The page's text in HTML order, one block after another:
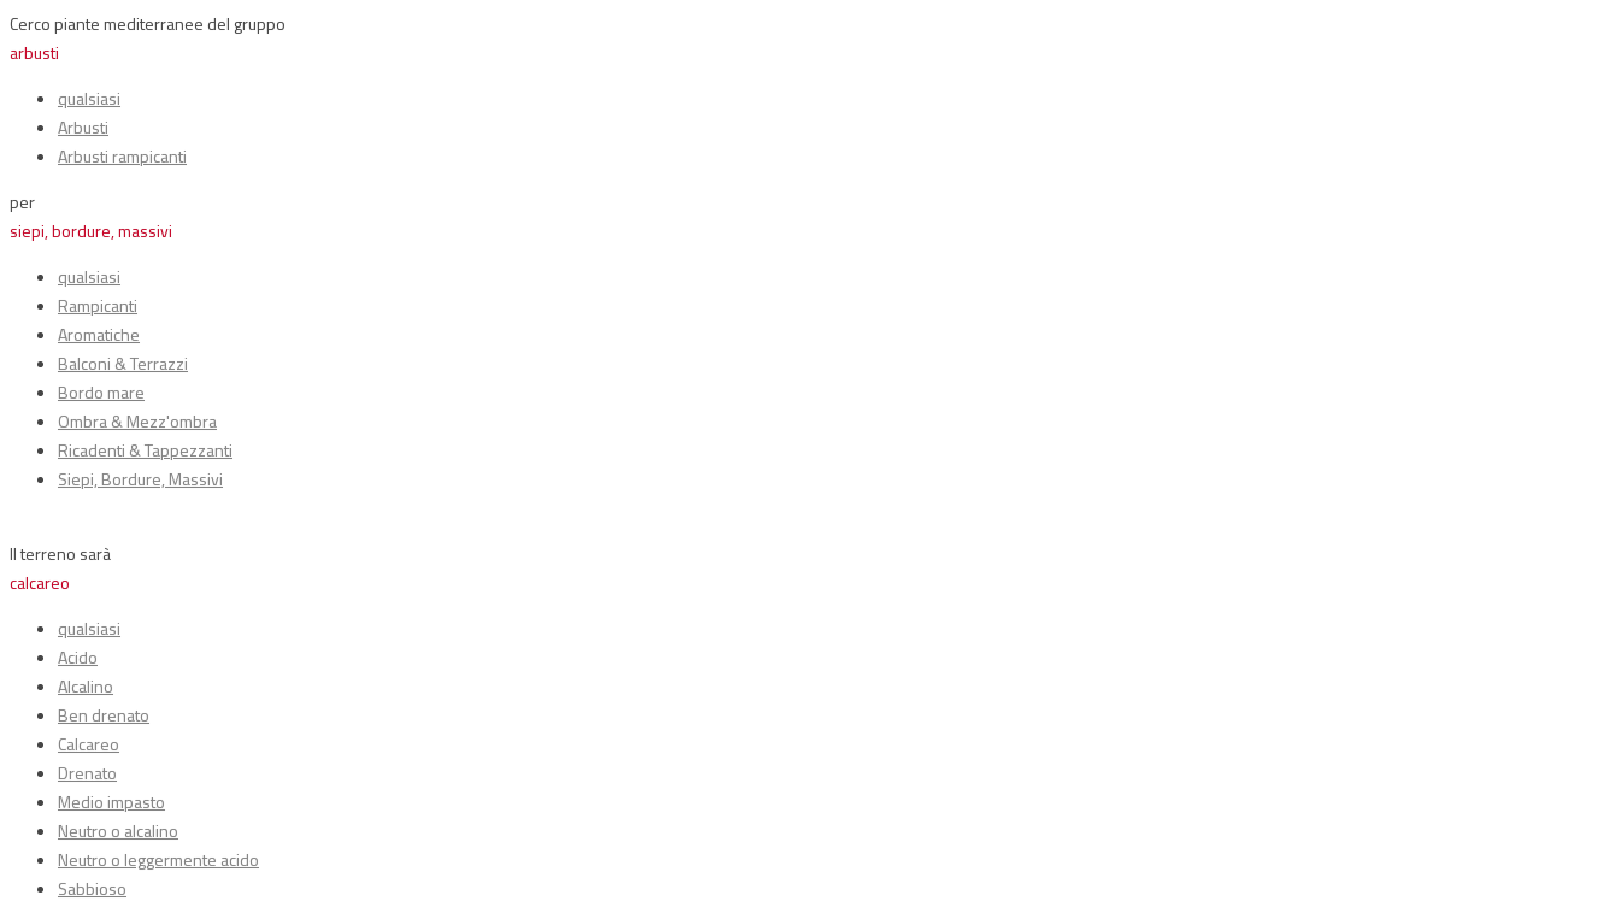
Cerco piante mediterranee del gruppo
arbusti
qualsiasi
Arbusti
Arbusti rampicanti
per
siepi, bordure, massivi
qualsiasi
Rampicanti
Aromatiche
Balconi & Terrazzi
Bordo mare
Ombra & Mezz'ombra
Ricadenti & Tappezzanti
Siepi, Bordure, Massivi
Il terreno sarà
calcareo
qualsiasi
Acido
Alcalino
Ben drenato
Calcareo
Drenato
Medio impasto
Neutro o alcalino
Neutro o leggermente acido
Sabbioso